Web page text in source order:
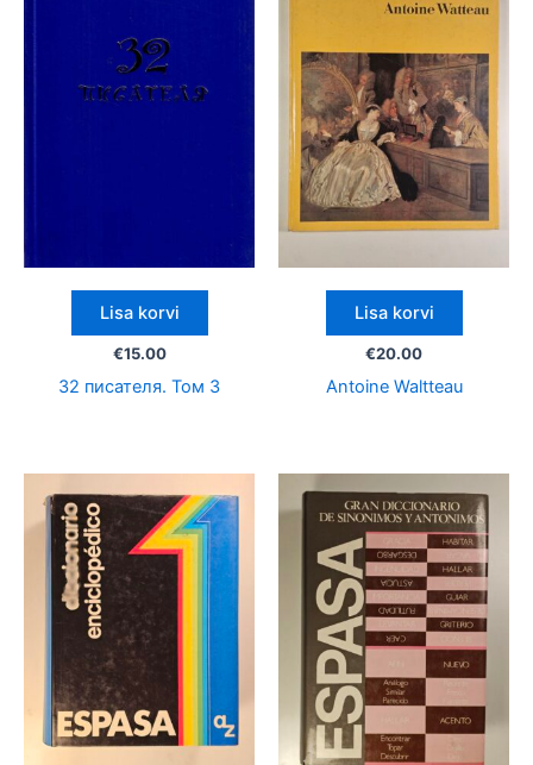
Lisa korvi
€15.00
32 писателя. Том 3
Lisa korvi
€20.00
Antoine Waltteau